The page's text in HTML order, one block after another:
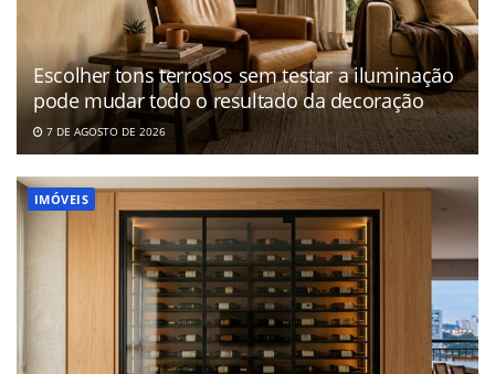
Escolher tons terrosos sem testar a iluminação
pode mudar todo o resultado da decoração
7 DE AGOSTO DE 2026
IMÓVEIS